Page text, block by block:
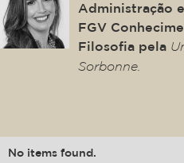
Administração
FGV
Filosofia pela
Sorbonne.
No items found.